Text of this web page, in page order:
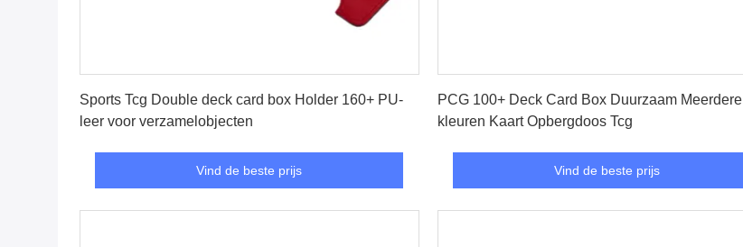
Sports Tcg Double deck card box Holder 160+ PU-
leer voor verzamelobjecten
Vind de beste prijs
PCG 100+ Deck Card Box Duurzaam Meerdere
kleuren Kaart Opbergdoos Tcg
Vind de beste prijs